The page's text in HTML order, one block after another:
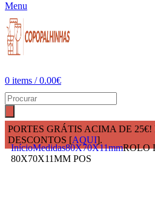
Menu
0 items / 0.00€
PORTES GRÁTIS ACIMA DE
DESCONTOS [AQUI].
InícioMedidas80X70X11mmROLO
80X70X11MM POS